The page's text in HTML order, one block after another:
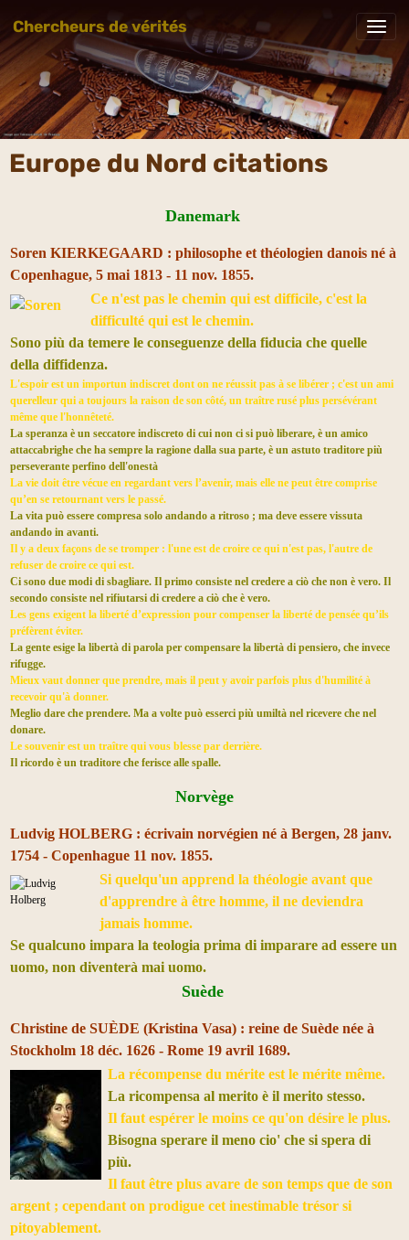
Chercheurs de vérités
Europe du Nord citations
Danemark
Soren KIERKEGAARD : philosophe et théologien danois né à
Copenhague, 5 mai 1813 - 11 nov. 1855.
Ce n'est pas le chemin qui est difficile, c'est la
difficulté qui est le chemin.
Sono più da temere le conseguenze della fiducia che quelle
della diffidenza.
L'espoir est un importun indiscret dont on ne réussit pas à se libérer ; c'est un ami
querelleur qui a toujours la raison de son côté, un traître rusé plus persévérant
même que l'honnêteté.
La speranza è un seccatore indiscreto di cui non ci si può liberare, è un amico
attaccabrighe che ha sempre la ragione dalla sua parte, è un astuto traditore più
perseverante perfino dell'onestà
La vie doit être vécue en regardant vers l’avenir, mais elle ne peut être comprise
qu’en se retournant vers le passé.
La vita può essere compresa solo andando a ritroso ; ma deve essere vissuta
andando in avanti.
Il y a deux façons de se tromper : l'une est de croire ce qui n'est pas, l'autre de
refuser de croire ce qui est.
Ci sono due modi di sbagliare. Il primo consiste nel credere a ciò che non è vero. Il
secondo consiste nel rifiutarsi di credere a ciò che è vero.
Les gens exigent la liberté d’expression pour compenser la liberté de pensée qu’ils
préfèrent éviter.
La gente esige la libertà di parola per compensare la libertà di pensiero, che invece
rifugge.
Mieux vaut donner que prendre, mais il peut y avoir parfois plus d'humilité à
recevoir qu'à donner.
Meglio dare che prendere. Ma a volte può esserci più umiltà nel ricevere che nel
donare.
Le souvenir est un traître qui vous blesse par derrière.
Il ricordo è un traditore che ferisce alle spalle.​
Norvège
Ludvig HOLBERG : écrivain norvégien né à Bergen, 28 janv.
1754 - Copenhague 11 nov. 1855.
Si quelqu'un apprend la théologie avant que
d'apprendre à être homme, il ne deviendra
jamais homme.
Se qualcuno impara la teologia prima di imparare ad essere un
uomo, non diventerà mai uomo.
Suède
Christine de SUÈDE (Kristina Vasa) : reine de Suède née à
Stockholm 18 déc. 1626 - Rome 19 avril 1689.
La récompense du mérite est le mérite même.
La ricompensa al merito è il merito stesso.
Il faut espérer le moins ce qu'on désire le plus.
Bisogna sperare il meno cio' che si spera di
più.
Il faut être plus avare de son temps que de son
argent ; cependant on prodigue cet inestimable trésor si
pitoyablement.